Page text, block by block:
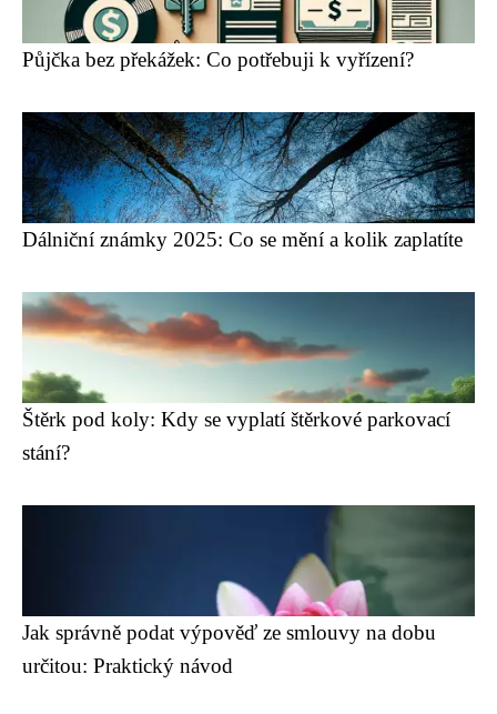
Půjčka bez překážek: Co potřebuji k vyřízení?
Dálniční známky 2025: Co se mění a kolik zaplatíte
Štěrk pod koly: Kdy se vyplatí štěrkové parkovací
stání?
Jak správně podat výpověď ze smlouvy na dobu
určitou: Praktický návod